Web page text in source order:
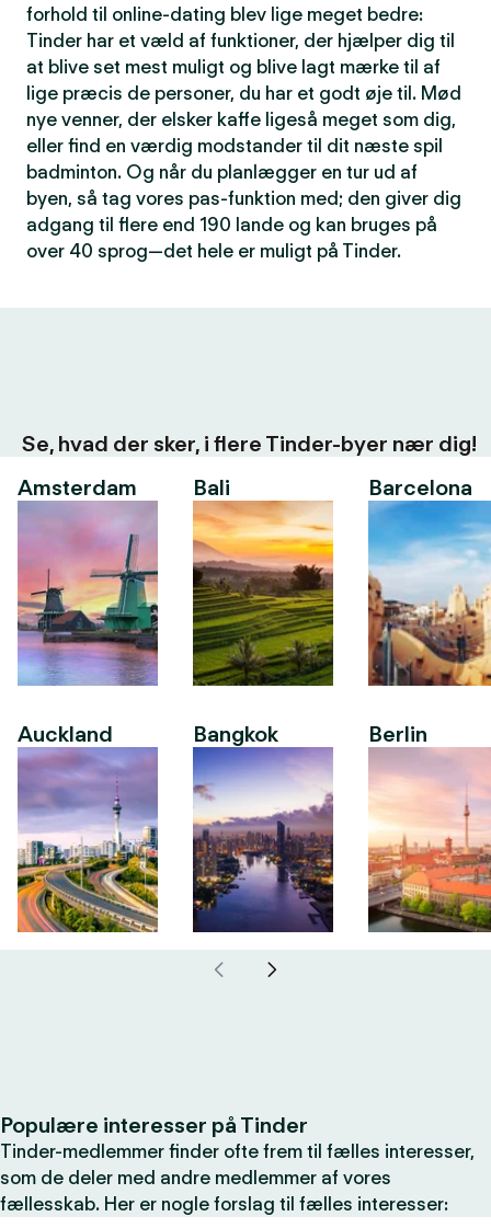
forhold til online-dating blev lige meget bedre:
Tinder har et væld af funktioner, der hjælper dig til
at blive set mest muligt og blive lagt mærke til af
lige præcis de personer, du har et godt øje til. Mød
nye venner, der elsker kaffe ligeså meget som dig,
eller find en værdig modstander til dit næste spil
badminton. Og når du planlægger en tur ud af
byen, så tag vores pas-funktion med; den giver dig
adgang til flere end 190 lande og kan bruges på
over 40 sprog—det hele er muligt på Tinder.
Se, hvad der sker, i flere Tinder-byer nær dig!
Amsterdam
Auckland
Bali
Bangkok
Barcelona
Berlin
Populære interesser på Tinder
Tinder-medlemmer finder ofte frem til fælles interesser,
som de deler med andre medlemmer af vores
fællesskab. Her er nogle forslag til fælles interesser: